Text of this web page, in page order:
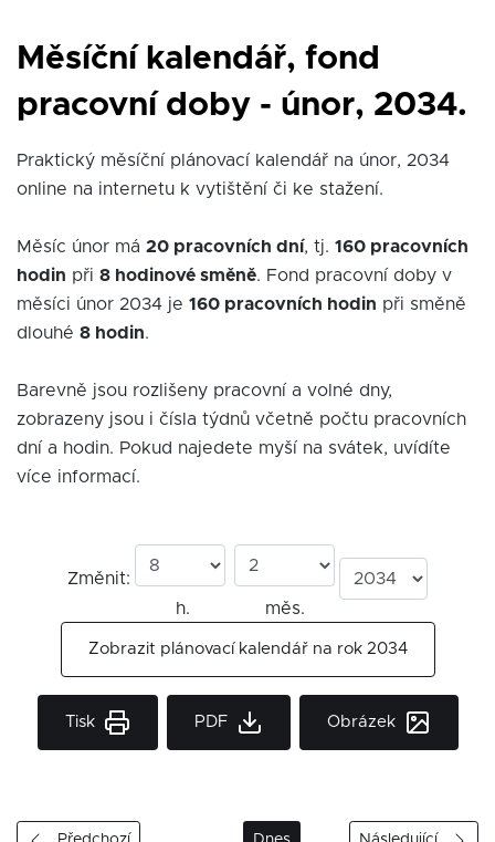
Měsíční kalendář, fond
pracovní doby - únor, 2034.
Praktický měsíční plánovací kalendář na únor, 2034
online na internetu k vytištění či ke stažení.
Měsíc únor má 20 pracovních dní, tj. 160 pracovních
hodin při 8 hodinové směně. Fond pracovní doby v
měsíci únor 2034 je 160 pracovních hodin při směně
dlouhé 8 hodin.
Barevně jsou rozlišeny pracovní a volné dny,
zobrazeny jsou i čísla týdnů včetně počtu pracovních
dní a hodin. Pokud najedete myší na svátek, uvídíte
více informací.
Změnit:
h.
měs.
Zobrazit plánovací kalendář na rok 2034
Tisk PDF Obrázek